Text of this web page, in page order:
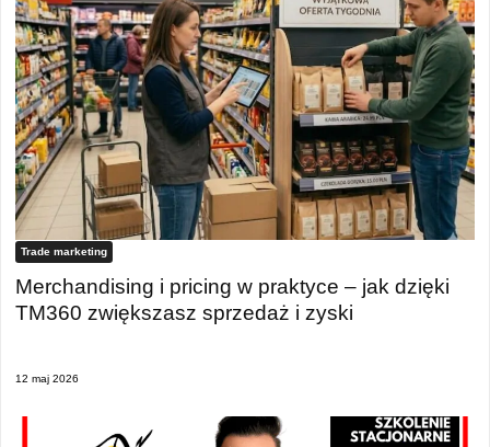
Trade marketing
Merchandising i pricing w praktyce – jak dzięki
TM360 zwiększasz sprzedaż i zyski
12 maj 2026